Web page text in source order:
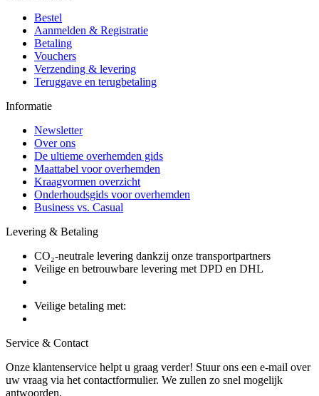
Bestel
Aanmelden & Registratie
Betaling
Vouchers
Verzending & levering
Teruggave en terugbetaling
Informatie
Newsletter
Over ons
De ultieme overhemden gids
Maattabel voor overhemden
Kraagvormen overzicht
Onderhoudsgids voor overhemden
Business vs. Casual
Levering & Betaling
CO₂-neutrale levering dankzij onze transportpartners
Veilige en betrouwbare levering met DPD en DHL
Veilige betaling met:
Service & Contact
Onze klantenservice helpt u graag verder! Stuur ons een e-mail over
uw vraag via het contactformulier. We zullen zo snel mogelijk
antwoorden.